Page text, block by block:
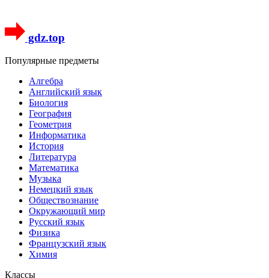
gdz.top
Популярные предметы
Алгебра
Английский язык
Биология
География
Геометрия
Информатика
История
Литература
Математика
Музыка
Немецкий язык
Обществознание
Окружающий мир
Русский язык
Физика
Французский язык
Химия
Классы